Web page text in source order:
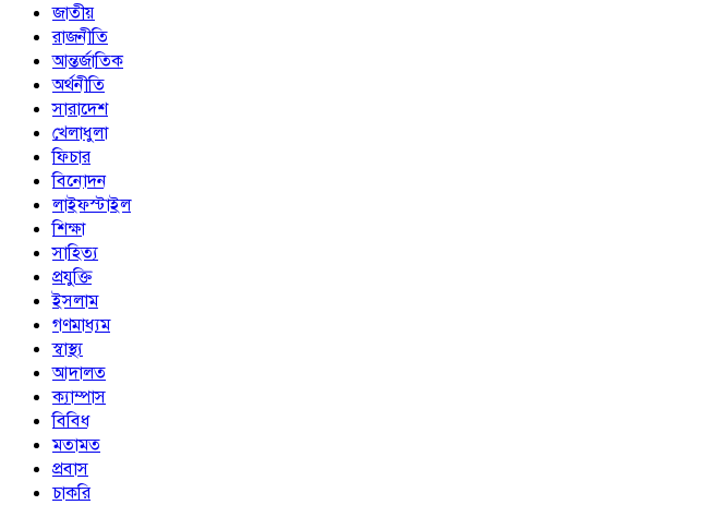
জাতীয়
রাজনীতি
আন্তর্জাতিক
অর্থনীতি
সারাদেশ
খেলাধুলা
ফিচার
বিনোদন
লাইফস্টাইল
শিক্ষা
সাহিত্য
প্রযুক্তি
ইসলাম
গণমাধ্যম
স্বাস্থ্য
আদালত
ক্যাম্পাস
বিবিধ
মতামত
প্রবাস
চাকরি